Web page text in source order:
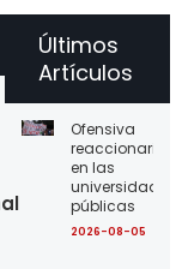
Últimos
Artículos
Ofensiva
reaccionaria
en las
universidades
públicas
2026-08-05